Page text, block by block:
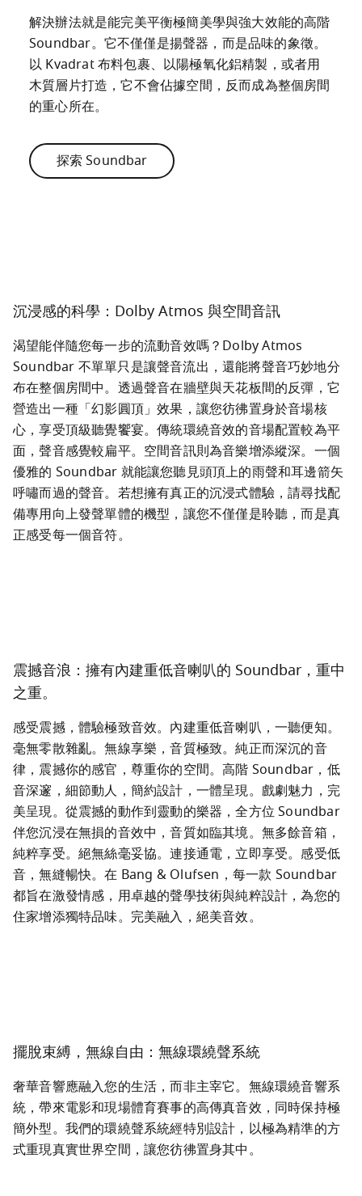
解決辦法就是能完美平衡極簡美學與強大效能的高階
Soundbar。它不僅僅是揚聲器，而是品味的象徵。
以 Kvadrat 布料包裹、以陽極氧化鋁精製，或者用
木質層片打造，它不會佔據空間，反而成為整個房間
的重心所在。
探索 Soundbar
沉浸感的科學：Dolby Atmos 與空間音訊
渴望能伴隨您每一步的流動音效嗎？Dolby Atmos
Soundbar 不單單只是讓聲音流出，還能將聲音巧妙地分
布在整個房間中。透過聲音在牆壁與天花板間的反彈，它
營造出一種「幻影圓頂」效果，讓您彷彿置身於音場核
心，享受頂級聽覺饗宴。傳統環繞音效的音場配置較為平
面，聲音感覺較扁平。空間音訊則為音樂增添縱深。一個
優雅的 Soundbar 就能讓您聽見頭頂上的雨聲和耳邊箭矢
呼嘯而過的聲音。若想擁有真正的沉浸式體驗，請尋找配
備專用向上發聲單體的機型，讓您不僅僅是聆聽，而是真
正感受每一個音符。
震撼音浪：擁有內建重低音喇叭的 Soundbar，重中
之重。
感受震撼，體驗極致音效。內建重低音喇叭，一聽便知。
毫無零散雜亂。無線享樂，音質極致。純正而深沉的音
律，震撼你的感官，尊重你的空間。高階 Soundbar，低
音深邃，細節動人，簡約設計，一體呈現。戲劇魅力，完
美呈現。從震撼的動作到靈動的樂器，全方位 Soundbar
伴您沉浸在無損的音效中，音質如臨其境。無多餘音箱，
純粹享受。絕無絲毫妥協。連接通電，立即享受。感受低
音，無縫暢快。在 Bang & Olufsen，每一款 Soundbar
都旨在激發情感，用卓越的聲學技術與純粹設計，為您的
住家增添獨特品味。完美融入，絕美音效。
擺脫束縛，無線自由：無線環繞聲系統
奢華音響應融入您的生活，而非主宰它。無線環繞音響系
統，帶來電影和現場體育賽事的高傳真音效，同時保持極
簡外型。我們的環繞聲系統經特別設計，以極為精準的方
式重現真實世界空間，讓您彷彿置身其中。